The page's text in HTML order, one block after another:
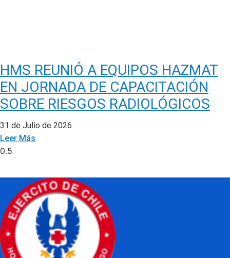
HMS REUNIÓ A EQUIPOS HAZMAT
EN JORNADA DE CAPACITACIÓN
SOBRE RIESGOS RADIOLÓGICOS
31 de Julio de 2026
Leer Más